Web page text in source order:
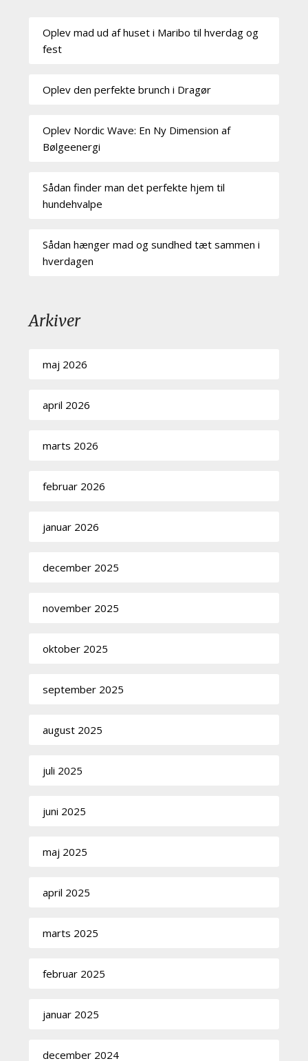
Oplev mad ud af huset i Maribo til hverdag og
fest
Oplev den perfekte brunch i Dragør
Oplev Nordic Wave: En Ny Dimension af
Bølgeenergi
Sådan finder man det perfekte hjem til
hundehvalpe
Sådan hænger mad og sundhed tæt sammen i
hverdagen
Arkiver
maj 2026
april 2026
marts 2026
februar 2026
januar 2026
december 2025
november 2025
oktober 2025
september 2025
august 2025
juli 2025
juni 2025
maj 2025
april 2025
marts 2025
februar 2025
januar 2025
december 2024